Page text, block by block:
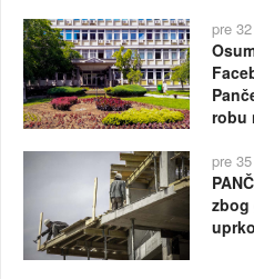
pre
robu
pre
zbog